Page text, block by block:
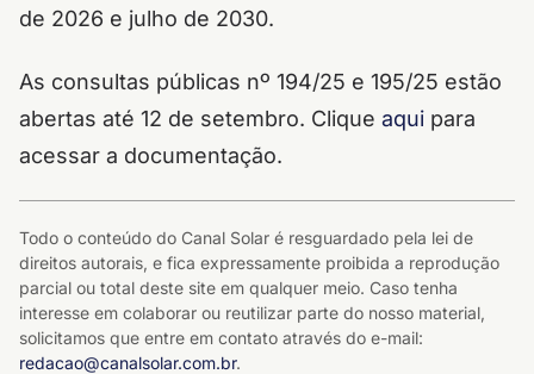
de 2026 e julho de 2030.
As consultas públicas nº 194/25 e 195/25 estão
abertas até 12 de setembro. Clique aqui para
acessar a documentação.
Todo o conteúdo do Canal Solar é resguardado pela lei de
direitos autorais, e fica expressamente proibida a reprodução
parcial ou total deste site em qualquer meio. Caso tenha
interesse em colaborar ou reutilizar parte do nosso material,
solicitamos que entre em contato através do e-mail:
redacao@canalsolar.com.br.